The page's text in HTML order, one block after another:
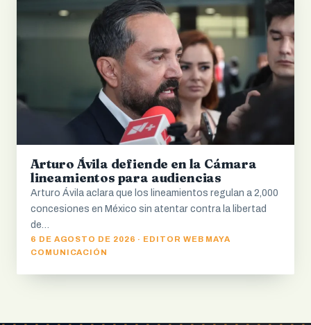
Arturo Ávila defiende en la Cámara
lineamientos para audiencias
Arturo Ávila aclara que los lineamientos regulan a 2,000
concesiones en México sin atentar contra la libertad
de…
6 DE AGOSTO DE 2026 · EDITOR WEB MAYA
COMUNICACIÓN